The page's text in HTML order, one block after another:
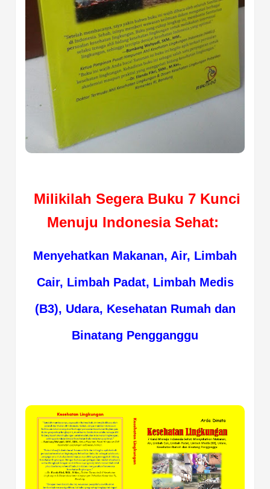
Milikilah Segera Buku 7 Kunci
Menuju Indonesia Sehat:
Menyehatkan Makanan, Air, Limbah
Cair, Limbah Padat, Limbah Medis
(B3), Udara, Kesehatan Rumah dan
Binatang Pengganggu